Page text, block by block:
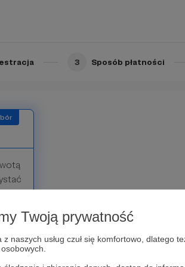
Twoją prywatność
naszych usług czuł się komfortowo, dlatego
3 Sposób płatności
ale